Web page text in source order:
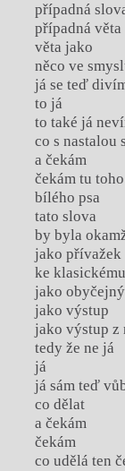
případná
případná věta
věta jako
něco ve
já se teď
to já
to také já
co s nastalou
a čekám
čekám tu
bílého psa
tato slova
by byla
jako přívažek
ke
jako
jako výstup
jako výstup z
tedy že ne já
já
já sám teď
co dělat
a čekám
čekám
co udělá ten